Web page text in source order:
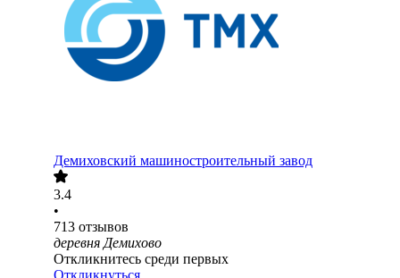
Демиховский машиностроительный завод
3.4
•
713 отзывов
деревня Демихово
Откликнитесь среди первых